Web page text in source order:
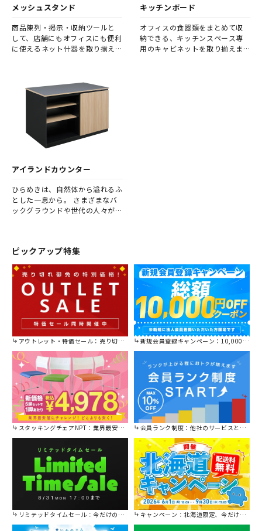
メッシュスタンド
商品陳列・掲示・収納ツールと
して、店舗にもオフィスにも便利
に使えるネット什器を取り揃え
をディスプレイ型の収納に変え
ることができます。
キッチンボード
オフィスの食器類をまとめて収
納できる、キッチンスペース専
用のキャビネットを取り揃えま
アイランドカウンター
ひらめきは、自然体から溢れるふ
とした一息から。 さまざまなバ
ックグラウンドや世代の人々が集
生み出す、憩いの空間を提供いた
します。
ピックアップ特集
アウトレット・特価セール：売り切れ御免の特別価格！ 新規会員登録キャンペーン：10,000円OFFクーポン進呈中！
スタッキングチェアNPT：業界最安値に挑戦！ 会員ランク制度：他社のサービスと比較してください。
リミテッドタイムセール：今だけの限定セール。 キャンペーン：北海道限定、今だけ送料無料！